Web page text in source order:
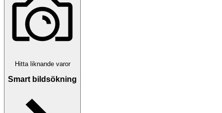
Hitta liknande varor
Smart bildsökning